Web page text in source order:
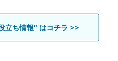
立ち情報" はコチラ >>